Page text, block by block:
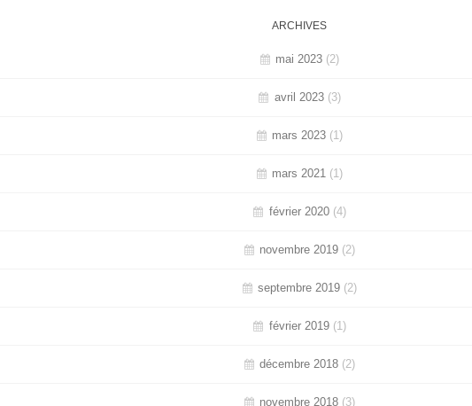
ARCHIVES
mai 2023 (2)
avril 2023(3)
mars 2023 (1)
mars 2021 (1)
février 2020(4)
novembre 2019 (2)
septembre 2019 (2)
février 2019(1)
décembre 2018 (2)
novembre 2018 (3)